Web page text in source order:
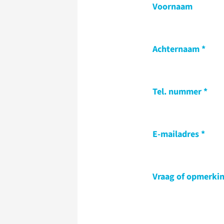
Voornaam
Achternaam
Tel. nummer
E-mailadres
Vraag of